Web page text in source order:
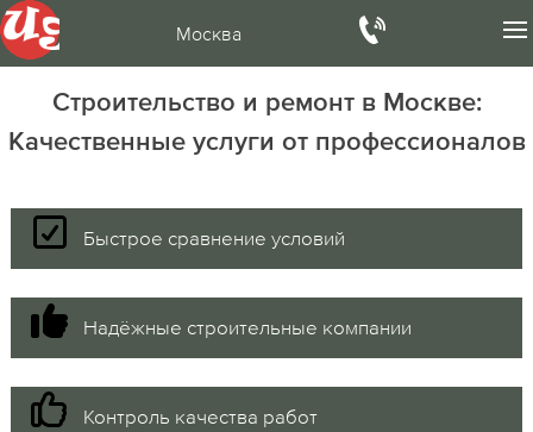
Москва
Строительство и ремонт в Москве:
Качественные услуги от профессионалов
Быстрое сравнение условий
Надёжные строительные компании
Контроль качества работ